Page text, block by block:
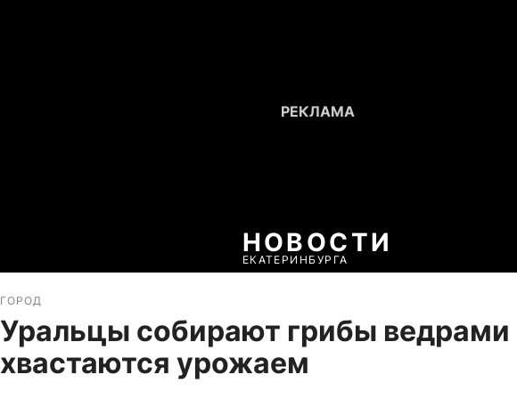
НОВОСТИ
ЕКАТЕРИНБУРГА
ГОРОД
Уральцы собирают грибы ведрами
хвастаются урожаем